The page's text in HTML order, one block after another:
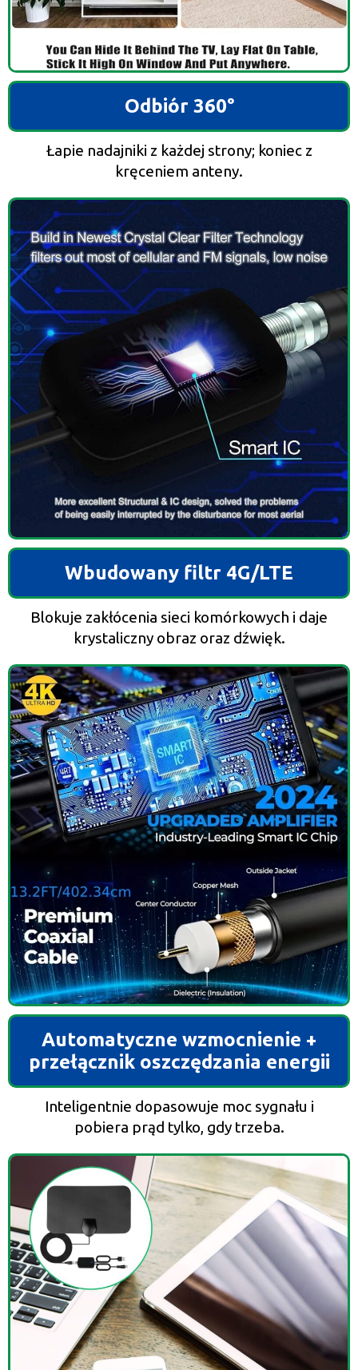
Odbiór 360°
Łapie nadajniki z każdej strony; koniec z
kręceniem anteny.
Wbudowany filtr 4G/LTE
Blokuje zakłócenia sieci komórkowych i daje
krystaliczny obraz oraz dźwięk.
Automatyczne wzmocnienie +
przełącznik oszczędzania energii
Inteligentnie dopasowuje moc sygnału i
pobiera prąd tylko, gdy trzeba.